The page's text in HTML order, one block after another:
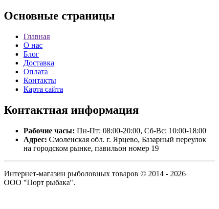
Основные страницы
Главная
О нас
Блог
Доставка
Оплата
Контакты
Карта сайта
Контактная информация
Рабочие часы: Пн-Пт: 08:00-20:00, Сб-Вс: 10:00-18:00
Адрес: Смоленская обл. г. Ярцево, Базарный переулок
на городском рынке, павильон номер 19
Интернет-магазин рыболовных товаров © 2014 - 2026
ООО "Порт рыбака".